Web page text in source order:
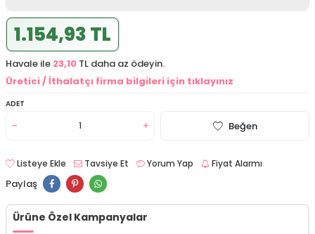
1.154,93 TL
Havale ile 23,10 TL daha az ödeyin.
Üretici / İthalatçı firma bilgileri için tıklayınız
ADET
Beğen
Listeye Ekle Tavsiye Et Yorum Yap Fiyat Alarmı
Paylaş
Ürüne Özel Kampanyalar